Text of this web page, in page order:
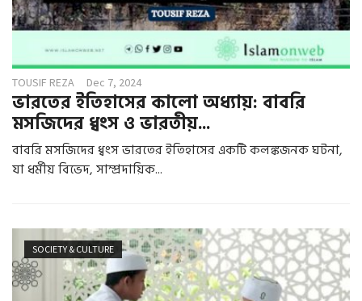
TOUSIF REZA Dec 7, 2024
ভারতের ইতিহাসের কালো অধ্যায়: বাবরি
মসজিদের ধ্বংস ও ভারতীয়...
বাবরি মসজিদের ধ্বংস ভারতের ইতিহাসের একটি কলঙ্কজনক ঘটনা,
যা ধর্মীয় বিভেদ, সাম্প্রদায়িক...
SOCIETY & CULTURE